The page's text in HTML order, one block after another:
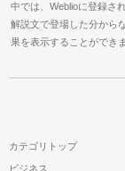
中では、Weblioに登録さ
解説文で登場した分から
果を表示することができま
カテゴリトップ
ビジネス